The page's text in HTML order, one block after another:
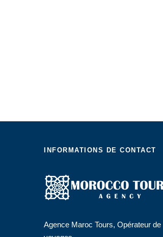
INFORMATIONS DE CONTACT
Agence Maroc Tours, Opérateur de